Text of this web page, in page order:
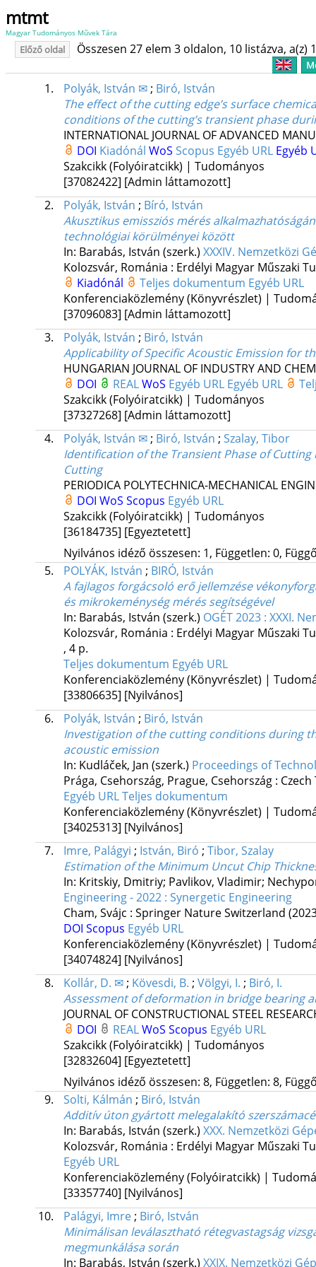
mtmt
Magyar Tudományos Művek Tára
Előző oldal Összesen 27 elem 3 oldalon, 10 listázva, a(z)
1. Polyák, István ✉; Biró, István
The effect of the cutting edge’s surface
conditions of the cutting’s transient phase
INTERNATIONAL JOURNAL OF ADVANCED
DOI Kiadónál WoS Scopus Egyéb URL Egyéb
Szakcikk (Folyóiratcikk) | Tudományos
[37082422] [Admin láttamozott]
2.
Polyák, István ; Bíró, István
Akusztikus emissziós mérés
technológiai körülményei között
In: Barabás, István (szerk.) XXXIV. Nemzetközi
Kolozsvár, Románia : Erdélyi Magyar Műszaki
Kiadónál
Teljes dokumentum Egyéb URL
Konferenciaközlemény (Könyvrészlet) |
[37096083] [Admin láttamozott]
3.
Polyák, István ; Biró, István
Applicability of Specific Acoustic Emission for
HUNGARIAN JOURNAL OF INDUSTRY AND
DOI
REALWoS Egyéb URL Egyéb URL
Szakcikk (Folyóiratcikk) | Tudományos
[37327268] [Admin láttamozott]
4.
Polyák, István ✉; Biró, István ; Szalay, Tibor
Identification of the Transient Phase of
Cutting
PERIODICA POLYTECHNICA-MECHANICAL
DOI WoS Scopus Egyéb URL
Szakcikk (Folyóiratcikk) | Tudományos
[36184735] [Egyeztetett]
Nyilvános idéző összesen: 1, Független: 0,
5.
POLYÁK, István ; BIRÓ, István
A fajlagos forgácsoló erő jellemzése
és mikrokeménység mérés segítségével
In: Barabás, István (szerk.) OGÉT 2023 : XXXI.
Kolozsvár, Románia : Erdélyi Magyar Műszaki
, 4 p.
Teljes dokumentum Egyéb URL
Konferenciaközlemény (Könyvrészlet) |
[33806635] [Nyilvános]
6.
Polyák, István ; Biró, István
Investigation of the cutting conditions during
acoustic emission
In: Kudláček, Jan (szerk.) Proceedings of
Prága, Csehország, Prague, Csehország :
Egyéb URLTeljes dokumentum
Konferenciaközlemény (Könyvrészlet) |
[34025313] [Nyilvános]
7.
Imre, Palágyi ; István, Biró ; Tibor, Szalay
Estimation of the Minimum Uncut Chip
In: Kritskiy, Dmitriy; Pavlikov, Vladimir;
Engineering - 2022 : Synergetic Engineering
Cham, Svájc : Springer Nature Switzerland
DOI Scopus Egyéb URL
Konferenciaközlemény (Könyvrészlet) |
[34074824] [Nyilvános]
8.
Kollár, D. ✉; Kövesdi, B. ; Völgyi, I. ; Biró, I.
Assessment of deformation in bridge bearing
JOURNAL OF CONSTRUCTIONAL STEEL
DOI
REALWoS Scopus Egyéb URL
Szakcikk (Folyóiratcikk) | Tudományos
[32832604] [Egyeztetett]
Nyilvános idéző összesen: 8, Független: 8,
9.
Solti, Kálmán ; Biró, István
Additív úton gyártott melegalakító
In: Barabás, István (szerk.) XXX. Nemzetközi
Kolozsvár, Románia : Erdélyi Magyar Műszaki
Egyéb URL
Konferenciaközlemény (Folyóiratcikk) |
[33357740] [Nyilvános]
10.
Palágyi, Imre; Biró, István
Minimálisan leválasztható rétegvastagság
megmunkálása során
In: Barabás, István (szerk.) XXIX. Nemzetközi